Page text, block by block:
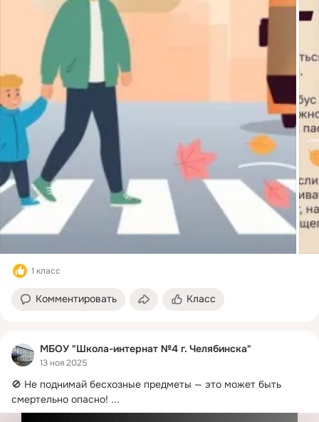
1 класс
Комментировать Класс
МБОУ "Школа-интернат №4 г. Челябинска"
13 ноя 2025
🚫 Не поднимай бесхозные предметы — это может быть
смертельно опасно! ...